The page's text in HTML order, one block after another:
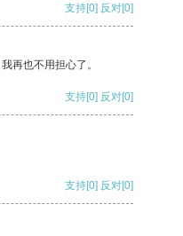
支持[0] 反对[0]
再也不用担心了。
支持[0] 反对[0]
支持[0] 反对[0]